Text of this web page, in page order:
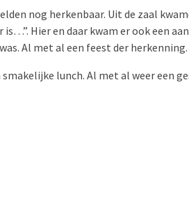
nog herkenbaar. Uit de zaal
Hier en daar kwam er ook een
Al met al een feest der herkenning.
lunch. Al met al weer een